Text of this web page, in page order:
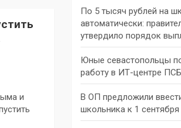
и
По 5 тысяч рублей на
автоматически:
утвердило порядок
Юные севастопольцы
работу в ИТ-центре ПСБ
В ОП предложили
школьника к 1 сентября